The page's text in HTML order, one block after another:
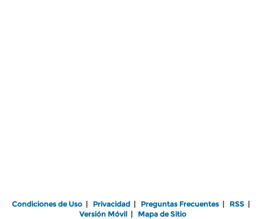
Condiciones de Uso | Privacidad | Preguntas Frecuentes | RSS |
Versión Móvil| Mapa de Sitio